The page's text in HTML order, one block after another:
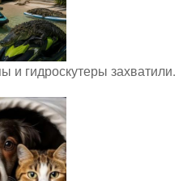
и гидроскутеры захватили.